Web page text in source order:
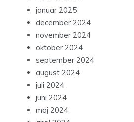
januar 2025
december 2024
november 2024
oktober 2024
september 2024
august 2024
juli 2024
juni 2024
maj 2024